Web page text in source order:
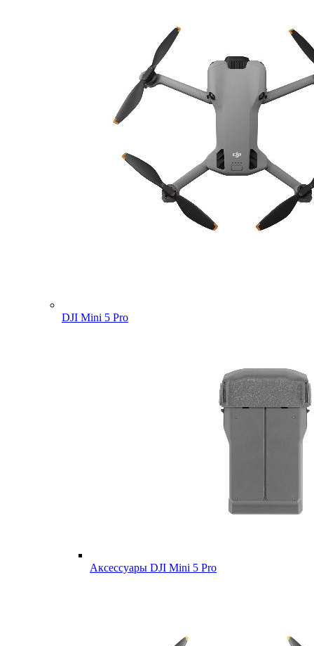
DJI Mini 5 Pro
Аксессуары DJI Mini 5 Pro